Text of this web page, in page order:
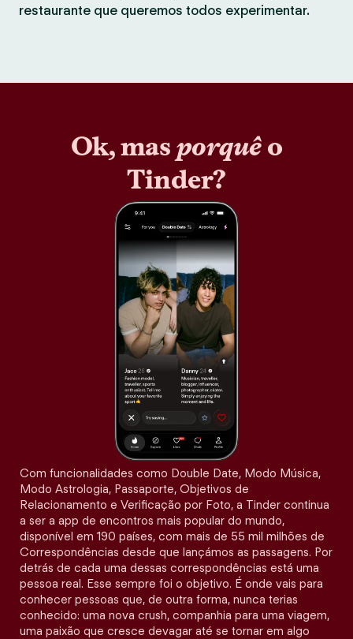
restaurante que queremos todos experimentar.
Ok, masporquêo
Tinder?
Com funcionalidades como Double Date, Modo Música,
Modo Astrologia, Passaporte, Objetivos de
Relacionamento e Verificação por Foto, a Tinder continua
a ser a app de encontros mais popular do mundo,
disponível em 190 países, com mais de 55 mil milhões de
Correspondências desde que lançámos as passagens. Por
detrás de cada uma dessas correspondências está uma
pessoa real. Esse sempre foi o objetivo. É onde vais para
conhecer pessoas que, de outra forma, nunca terias
conhecido: uma nova crush, companhia para uma viagem,
uma paixão que cresce devagar até se tornar em algo